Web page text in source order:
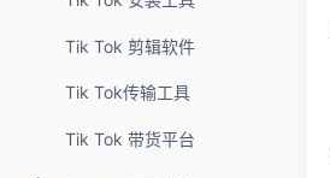
Tik Tok 剪辑软件
Tik Tok传输工具
Tik Tok 带货平台